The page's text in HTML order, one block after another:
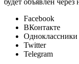
будет объявлен через
Facebook
ВКонтакте
Одноклассники
Twitter
Telegram